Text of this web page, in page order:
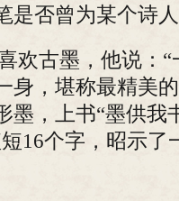
是否曾为某个诗
欢古墨，他说：
身，堪称最精美
墨，上书“墨供我
16个字，昭示了